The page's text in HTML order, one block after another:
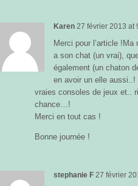
Karen 27 février 2013 at
Merci pour l’article
a son chat (un vrai),
également (un chaton
en avoir un elle aussi..!
vraies consoles de jeux et..
chance…!
Merci en tout cas !
Bonne journée !
stephanie F 27 février